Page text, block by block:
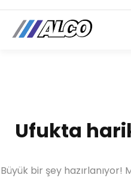
Ufukta
Büyük bir şey hazırlanıyor!